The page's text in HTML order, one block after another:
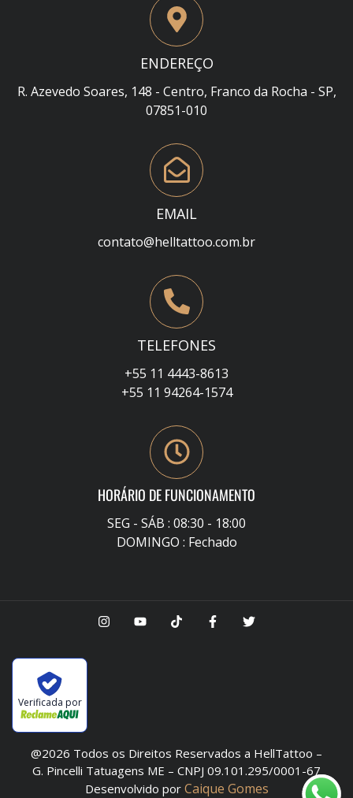
ENDEREÇO
R. Azevedo Soares, 148 - Centro, Franco da Rocha - SP,
07851-010
EMAIL
contato@helltattoo.com.br
TELEFONES
+55 11 4443-8613
+55 11 94264-1574
HORÁRIO DE FUNCIONAMENTO
SEG - SÁB : 08:30 - 18:00
DOMINGO : Fechado
Verificada por
@2026 Todos os Direitos Reservados a HellTattoo –
G. Pincelli Tatuagens ME – CNPJ 09.101.295/0001-67
Desenvolvido por Caique Gomes